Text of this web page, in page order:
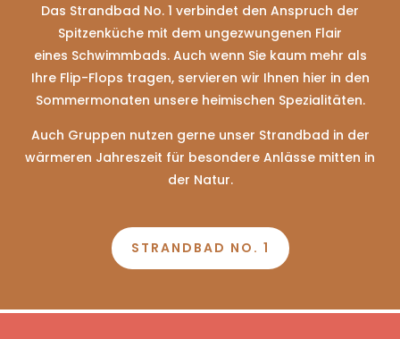
Das Strandbad No. 1 verbindet den Anspruch der
Spitzenküche mit dem ungezwungenen Flair
eines Schwimmbads. Auch wenn Sie kaum mehr als
Ihre Flip-Flops tragen, servieren wir Ihnen hier in den
Sommermonaten unsere heimischen Spezialitäten.
Auch Gruppen nutzen gerne unser Strandbad in der
wärmeren Jahreszeit für besondere Anlässe mitten in
der Natur.
STRANDBAD NO. 1